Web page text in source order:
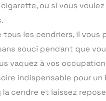
ou si vous voulez
tous les cendriers, il vous
souci pendant que
vaquez à vos
indispensable pour un
cendre et laissez